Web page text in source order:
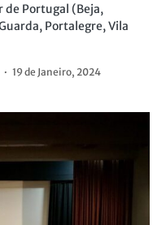
Portugal (Beja,
Portalegre, Vila
19 de Janeiro, 2024